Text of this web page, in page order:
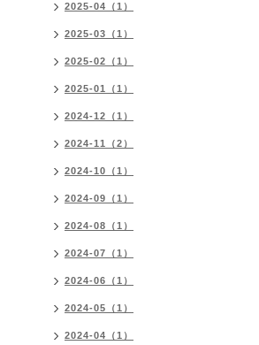
2025-04（1）
2025-03（1）
2025-02（1）
2025-01（1）
2024-12（1）
2024-11（2）
2024-10（1）
2024-09（1）
2024-08（1）
2024-07（1）
2024-06（1）
2024-05（1）
2024-04（1）